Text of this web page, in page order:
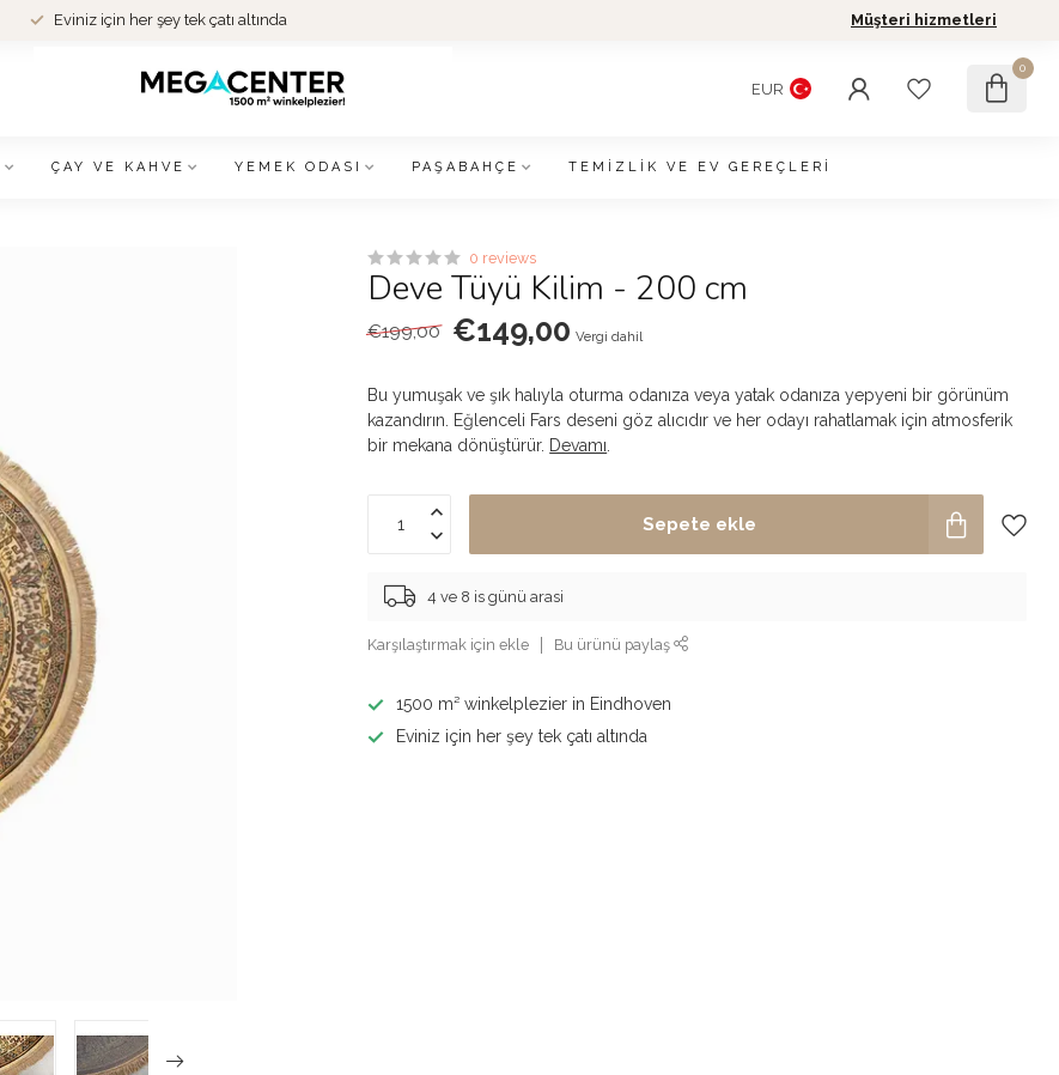
Eviniz için her şey tek çatı altında Müşteri hizmetleri
EUR
0
ÇAY VE KAHVE YEMEK ODASI PAŞABAHÇE TEMIZLIK VE EV GEREÇLERI
0 reviews
Deve Tüyü Kilim - 200 cm
€199,00 €149,00 Vergi dahil
Bu yumuşak ve şık halıyla oturma odanıza veya yatak odanıza yepyeni bir görünüm
kazandırın. Eğlenceli Fars deseni göz alıcıdır ve her odayı rahatlamak için atmosferik
bir mekana dönüştürür. Devamı
Sepete ekle
4 ve 8 is günü arasi
Karşılaştırmak için ekle Bu ürünü paylaş
1500 m² winkelplezier in Eindhoven
Eviniz için her şey tek çatı altında